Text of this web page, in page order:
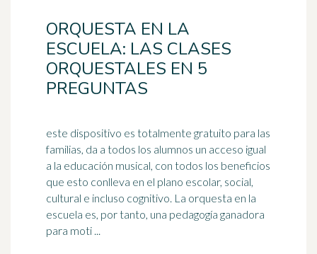
ORQUESTA EN LA
ESCUELA: LAS CLASES
ORQUESTALES EN 5
PREGUNTAS
este dispositivo es totalmente gratuito para las
familias, da a todos los alumnos un acceso igual
a la educación musical, con todos los beneficios
que esto conlleva en el plano escolar, social,
cultural e incluso cognitivo. La orquesta en la
escuela es, por tanto, una pedagogía ganadora
para moti ...